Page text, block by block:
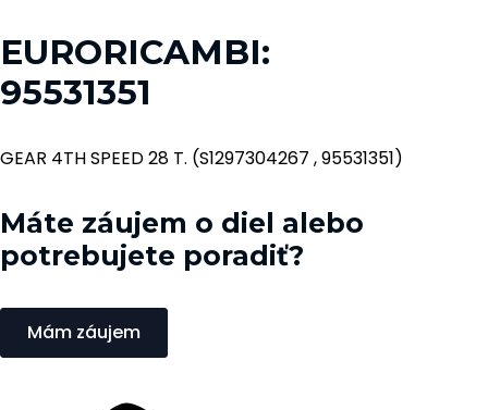
EURORICAMBI:
95531351
GEAR 4TH SPEED 28 T. (S1297304267 , 95531351)
Máte záujem o diel alebo
potrebujete poradiť?
Mám záujem